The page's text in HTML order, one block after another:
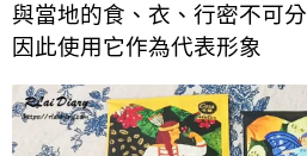
與當地的食、衣、行密不可分
因此使用它作為代表形象